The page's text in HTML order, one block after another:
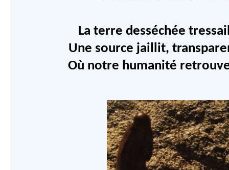
La terre desséchée
Une source jaillit,
Où notre humanité